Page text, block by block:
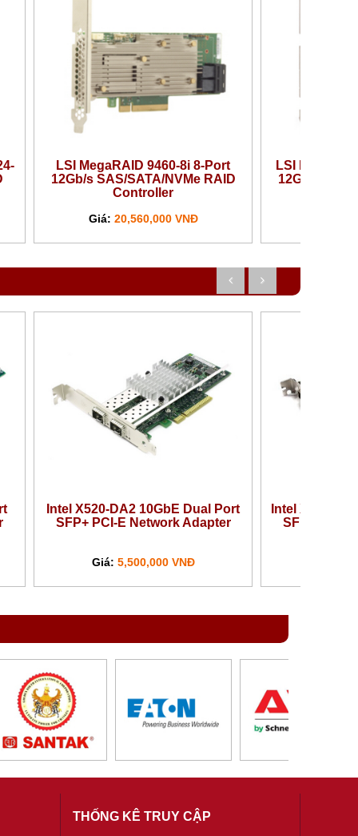
LSI MegaRAID 9460-16i 16-Port
12Gb/s SAS/SATA/NVMe RAID
Controller
Giá:31,850,000 VNĐ
Intel X710-DA4 10GbE Quad Port
SFP+ PCI-E Network Adapter
Giá:12,980,000 VNĐ
THỐNG KÊ TRUY CẬP